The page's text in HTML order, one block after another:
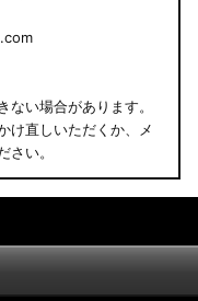
い場合があります。
け直しいただくか、メ
さい。